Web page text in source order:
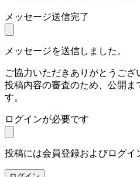
メッセージ送信完了
メッセージを送信しました。
ご協力いただきありがとうござ
投稿内容の審査のため、公開ま
す。
ログインが必要です
投稿には会員登録およびログイ